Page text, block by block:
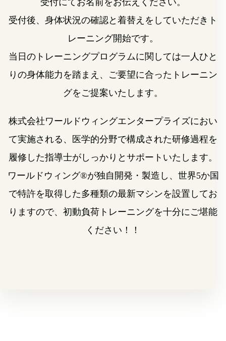
受付にてお名前をお伝えください。
受付後、身体状況の確認と着替えをしていただきト
レーニング開始です。
当日のトレーニングプログラムに関しては一人ひと
りの身体能力を踏まえ、 ご要望に合ったトレーニン
グをご提案いたします。
株式会社ワールドウィングエンタープライズにおい
て実施される、
医学的分野で構成された研修過程を
履修した指導士がしっかりとサポートいたします。
ワールドウィング®が独自開発・製造し、世界5か国
で特許を取得した多種類の最新マシンを設置してお
りますので、初動負荷トレーニングを十分にご堪能
ください！！